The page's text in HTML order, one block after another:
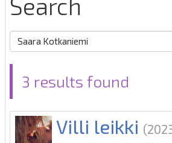
3 results found
Villi leikki